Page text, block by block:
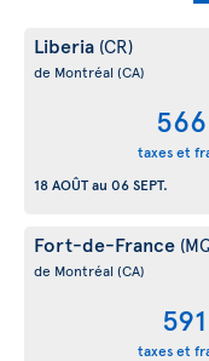
Liberia (CR)
de Montréal (CA)
taxes et
18 AOÛTau 06 SEPT.
Fort-de-France
de Montréal (CA)
taxes et